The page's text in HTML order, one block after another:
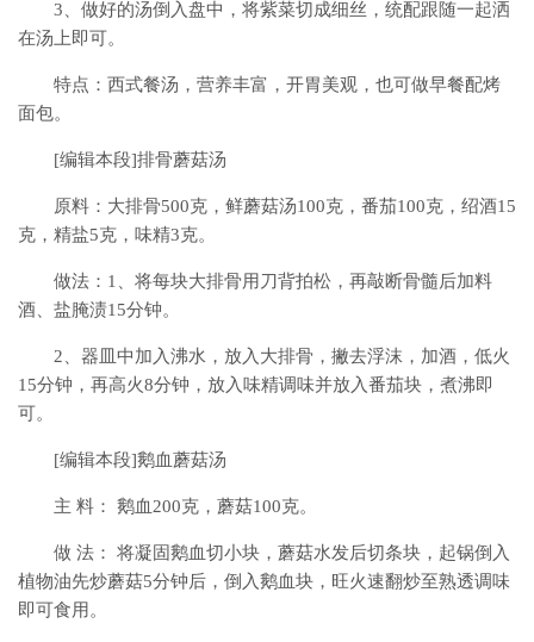
3、做好的汤倒入盘中，将紫菜切成细丝，统配跟随一起洒
在汤上即可。
特点：西式餐汤，营养丰富，开胃美观，也可做早餐配烤
面包。
[编辑本段]排骨蘑菇汤
原料：大排骨500克，鲜蘑菇汤100克，番茄100克，绍酒15
克，精盐5克，味精3克。
做法：1、将每块大排骨用刀背拍松，再敲断骨髓后加料
酒、盐腌渍15分钟。
2、器皿中加入沸水，放入大排骨，撇去浮沫，加酒，低火
15分钟，再高火8分钟，放入味精调味并放入番茄块，煮沸即
可。
[编辑本段]鹅血蘑菇汤
主 料： 鹅血200克，蘑菇100克。
做 法： 将凝固鹅血切小块，蘑菇水发后切条块，起锅倒入
植物油先炒蘑菇5分钟后，倒入鹅血块，旺火速翻炒至熟透调味
即可食用。